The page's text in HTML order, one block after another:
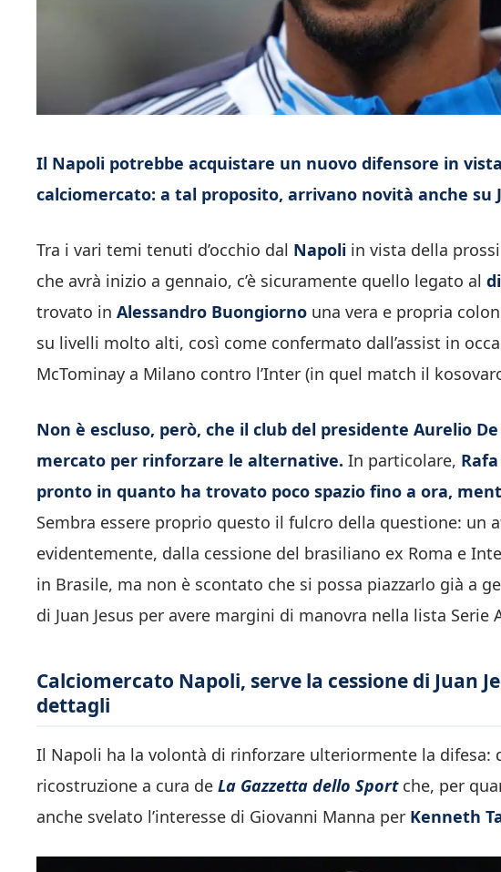
Il Napoli potrebbe acquistare un nuovo difensore in
calciomercato: a tal proposito, arrivano novità anche su
Tra i vari temi tenuti d’occhio dal Napoli in vista della
che avrà inizio a gennaio, c’è sicuramente quello legato al
trovato in Alessandro Buongiorno una vera e propria
su livelli molto alti, così come confermato dall’assist in
McTominay a Milano contro l’Inter (in quel match il
Non è escluso, però, che il club del presidente Aurelio
mercato per rinforzare le alternative. In particolare,
pronto in quanto ha trovato poco spazio fino a ora,
Sembra essere proprio questo il fulcro della questione: un
evidentemente, dalla cessione del brasiliano ex Roma e
in Brasile, ma non è scontato che si possa piazzarlo già a
di Juan Jesus per avere margini di manovra nella lista
Calciomercato Napoli, serve la cessione di Juan
dettagli
Il Napoli ha la volontà di rinforzare ulteriormente la difesa:
ricostruzione a cura de La Gazzetta dello Sport che, per
anche svelato l’interesse di Giovanni Manna per Kenneth